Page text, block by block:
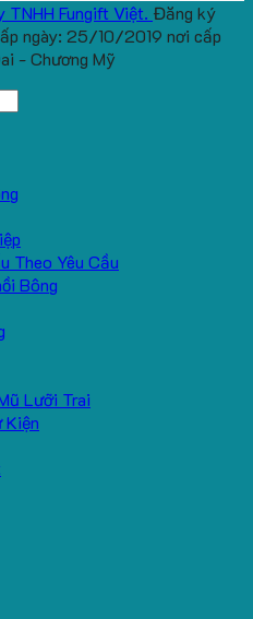
TNHH Fungift Việt. Đăng ký
ngày: 25/10/2019 nơi cấp
- Chương Mỹ
Theo Yêu Cầu
Bông
Lưỡi Trai
Kiện